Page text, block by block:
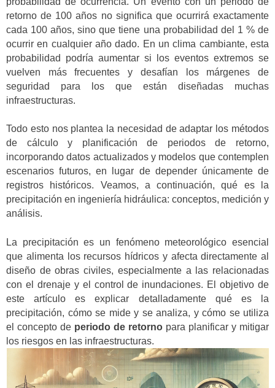
retorno de 100 años no significa que ocurrirá exactamente
cada 100 años, sino que tiene una probabilidad del 1 % de
ocurrir en cualquier año dado. En un clima cambiante, esta
probabilidad podría aumentar si los eventos extremos se
vuelven más frecuentes y desafían los márgenes de
seguridad para los que están diseñadas muchas
infraestructuras.
Todo esto nos plantea la necesidad de adaptar los métodos
de cálculo y planificación de periodos de retorno,
incorporando datos actualizados y modelos que contemplen
escenarios futuros, en lugar de depender únicamente de
registros históricos. Veamos, a continuación, qué es la
precipitación en ingeniería hidráulica: conceptos, medición y
análisis.
La precipitación es un fenómeno meteorológico esencial
que alimenta los recursos hídricos y afecta directamente al
diseño de obras civiles, especialmente a las relacionadas
con el drenaje y el control de inundaciones. El objetivo de
este artículo es explicar detalladamente qué es la
precipitación, cómo se mide y se analiza, y cómo se utiliza
el concepto de periodo de retorno para planificar y mitigar
los riesgos en las infraestructuras.